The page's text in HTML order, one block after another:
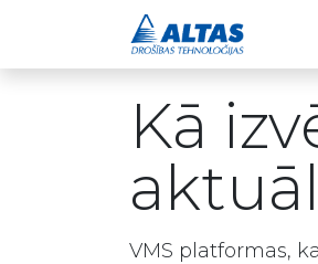
Kā
VMS platformas,